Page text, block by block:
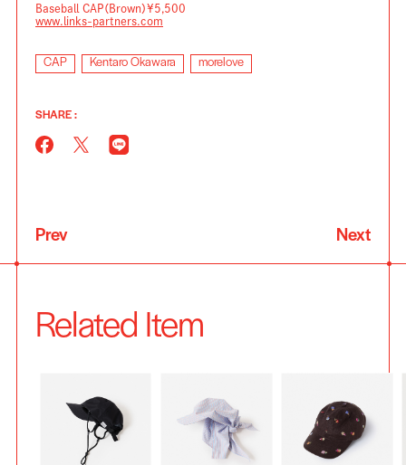
Baseball CAP（Brown）¥5,500
www.links-partners.com
CAP Kentaro Okawara morelove
SHARE :
Prev Next
Related Item